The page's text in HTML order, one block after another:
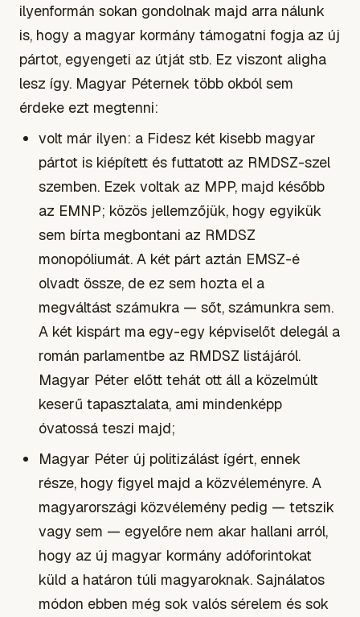
ilyenformán sokan gondolnak majd arra nálunk
is, hogy a magyar kormány támogatni fogja az új
pártot, egyengeti az útját stb. Ez viszont aligha
lesz így. Magyar Péternek több okból sem
érdeke ezt megtenni:
volt már ilyen: a Fidesz két kisebb magyar
pártot is kiépített és futtatott az RMDSZ-szel
szemben. Ezek voltak az MPP, majd később
az EMNP; közös jellemzőjük, hogy egyikük
sem bírta megbontani az RMDSZ
monopóliumát. A két párt aztán EMSZ-é
olvadt össze, de ez sem hozta el a
megváltást számukra — sőt, számunkra sem.
A két kispárt ma egy-egy képviselőt delegál a
román parlamentbe az RMDSZ listájáról.
Magyar Péter előtt tehát ott áll a közelmúlt
keserű tapasztalata, ami mindenképp
óvatossá teszi majd;
Magyar Péter új politizálást ígért, ennek
része, hogy figyel majd a közvéleményre. A
magyarországi közvélemény pedig — tetszik
vagy sem — egyelőre nem akar hallani arról,
hogy az új magyar kormány adóforintokat
küld a határon túli magyaroknak. Sajnálatos
módon ebben még sok valós sérelem és sok